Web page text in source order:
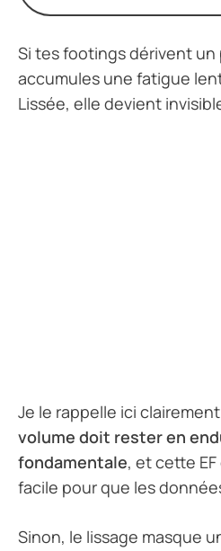
Si tes footings dérivent
accumules une fatigue
Lissée, elle devient
Je le rappelle ici
volume doit rester en
fondamentale, et cette
facile pour que les
Sinon, le lissage masque